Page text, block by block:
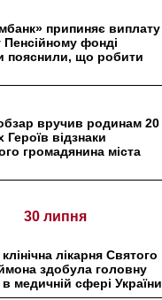
припиняє виплату
Пенсійному фонді
пояснили, що робити
вручив родинам 20
Героїв відзнаки
громадянина міста
30 липня
лікарня Святого
здобула головну
в медичній сфері України